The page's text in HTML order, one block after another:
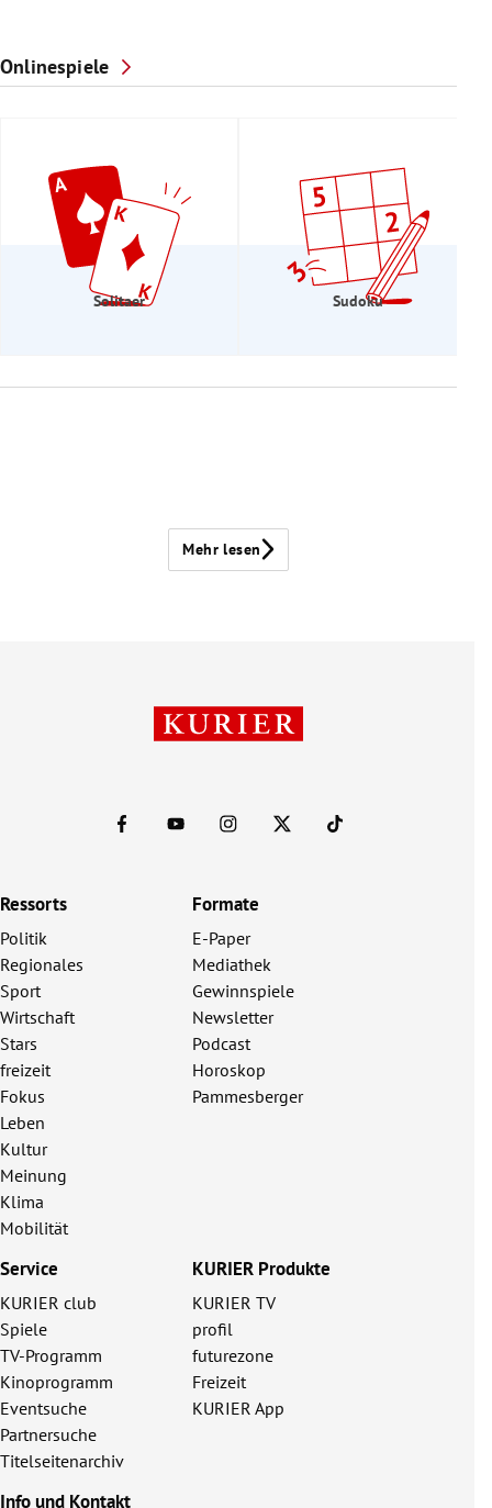
Onlinespiele
Solitaer Sudoku
Mehr lesen
Ressorts
Politik
Regionales
Sport
Wirtschaft
Stars
freizeit
Fokus
Leben
Kultur
Meinung
Klima
Mobilität
Formate
E-Paper
Mediathek
Gewinnspiele
Newsletter
Podcast
Horoskop
Pammesberger
Service
KURIER club
Spiele
TV-Programm
Kinoprogramm
Eventsuche
Partnersuche
Titelseitenarchiv
KURIER Produkte
KURIER TV
profil
futurezone
Freizeit
KURIER App
Info und Kontakt